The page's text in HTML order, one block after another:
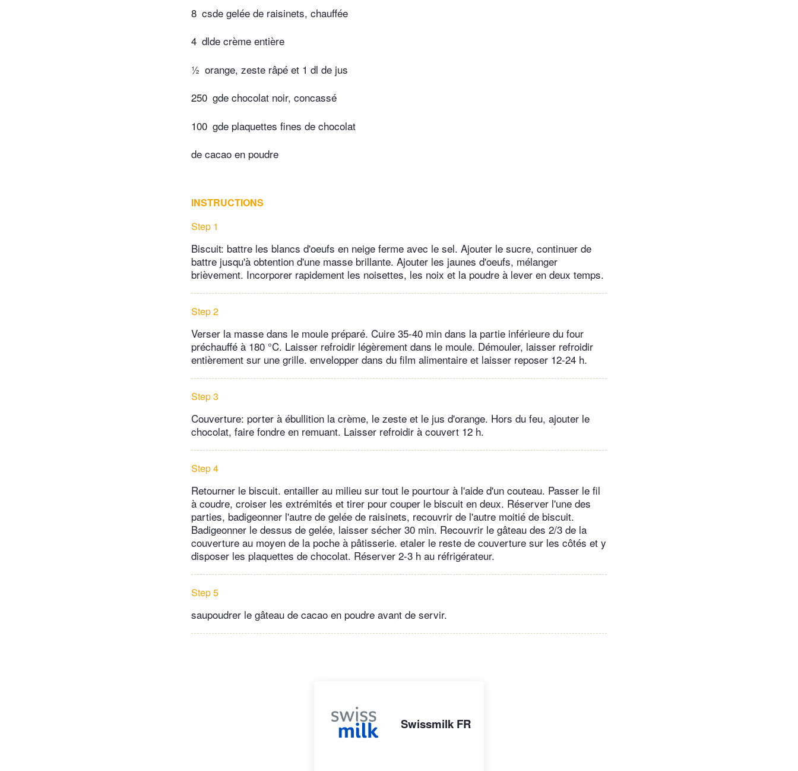
8 csde gelée de raisinets, chauffée
4 dlde crème entière
½ orange, zeste râpé et 1 dl de jus
250 gde chocolat noir, concassé
100 gde plaquettes fines de chocolat
de cacao en poudre
INSTRUCTIONS
Step 1
Biscuit: battre les blancs d'oeufs en neige ferme avec le sel. Ajouter le sucre, continuer de
battre jusqu'à obtention d'une masse brillante. Ajouter les jaunes d'oeufs, mélanger
brièvement. Incorporer rapidement les noisettes, les noix et la poudre à lever en deux temps.
Step 2
Verser la masse dans le moule préparé. Cuire 35-40 min dans la partie inférieure du four
préchauffé à 180 °C. Laisser refroidir légèrement dans le moule. Démouler, laisser refroidir
entièrement sur une grille. envelopper dans du film alimentaire et laisser reposer 12-24 h.
Step 3
Couverture: porter à ébullition la crème, le zeste et le jus d'orange. Hors du feu, ajouter le
chocolat, faire fondre en remuant. Laisser refroidir à couvert 12 h.
Step 4
Retourner le biscuit. entailler au milieu sur tout le pourtour à l'aide d'un couteau. Passer le fil
à coudre, croiser les extrémités et tirer pour couper le biscuit en deux. Réserver l'une des
parties, badigeonner l'autre de gelée de raisinets, recouvrir de l'autre moitié de biscuit.
Badigeonner le dessus de gelée, laisser sécher 30 min. Recouvrir le gâteau des 2/3 de la
couverture au moyen de la poche à pâtisserie. etaler le reste de couverture sur les côtés et y
disposer les plaquettes de chocolat. Réserver 2-3 h au réfrigérateur.
Step 5
saupoudrer le gâteau de cacao en poudre avant de servir.
Swissmilk FR